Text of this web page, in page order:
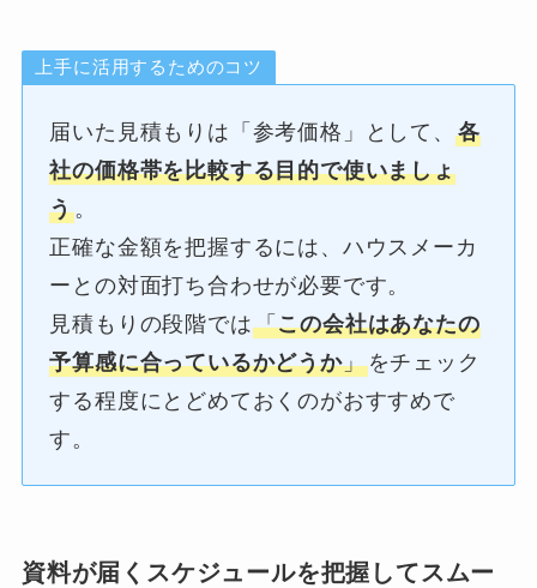
上手に活用するためのコツ
届いた見積もりは「参考価格」として、 各
社の価格帯を比較する目的で使いましょ
う。
正確な金額を把握するには、ハウスメーカ
ーとの対面打ち合わせが必要です。
見積もりの段階では「この会社はあなたの
予算感に合っているかどうか」をチェック
する程度にとどめておくのがおすすめで
す。
資料が届くスケジュールを把握してスムー